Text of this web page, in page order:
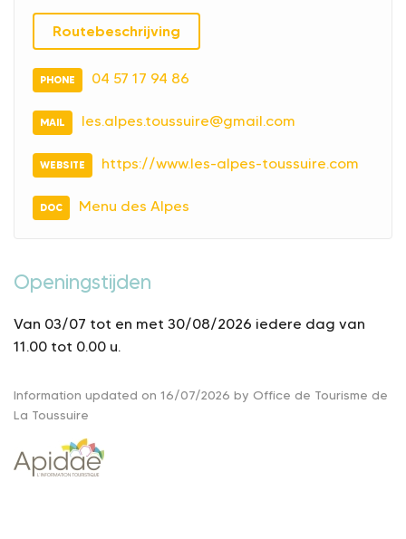
Routebeschrijving
PHONE 04 57 17 94 86
MAIL les.alpes.toussuire@gmail.com
WEBSITE https://www.les-alpes-toussuire.com
DOC Menu des Alpes
Openingstijden
Van 03/07 tot en met 30/08/2026 iedere dag van
11.00 tot 0.00 u.
Information updated on 16/07/2026 by Office de Tourisme de
La Toussuire